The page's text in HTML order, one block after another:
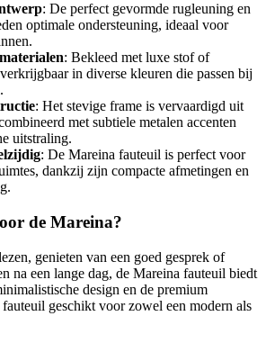
: De perfect gevormde rugleuning en
optimale ondersteuning, ideaal voor
: Bekleed met luxe stof of
in diverse kleuren die passen bij
: Het stevige frame is vervaardigd uit
met subtiele metalen accenten
uitstraling.
: De Mareina fauteuil is perfect voor
dankzij zijn compacte afmetingen en
de Mareina?
genieten van een goed gesprek of
na een lange dag, de Mareina fauteuil biedt
design en de premium
geschikt voor zowel een modern als